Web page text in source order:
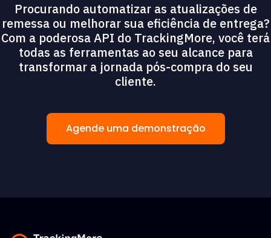
Procurando automatizar as atualizações de
remessa ou melhorar sua eficiência de entrega?
Com a poderosa API do TrackingMore, você terá
todas as ferramentas ao seu alcance para
transformar a jornada pós-compra do seu
cliente.
Agende uma demonstração